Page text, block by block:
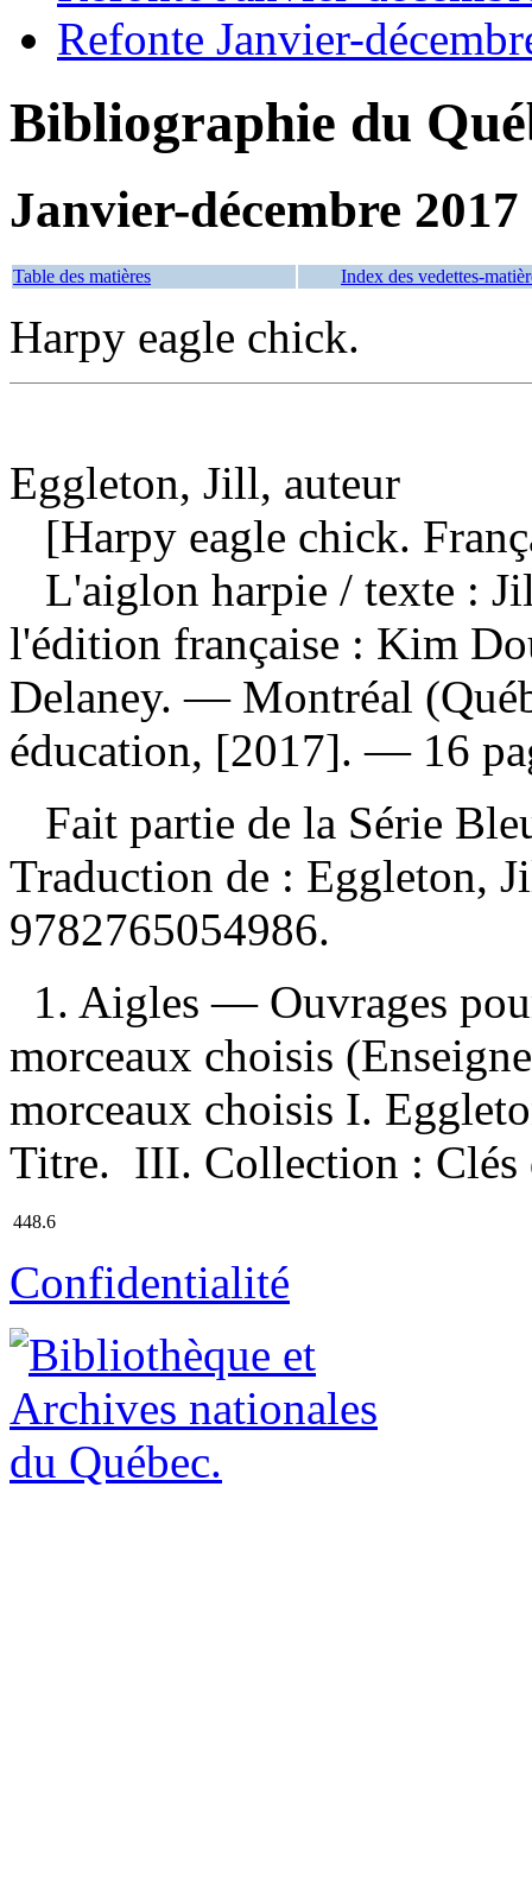
Refonte Janvier-
Bibliographie du
Janvier-décembre 2017
Table des matières Index des vedettes-
Harpy eagle chick.
Eggleton, Jill, auteur
[Harpy eagle chick.
L'aiglon harpie / texte :
l'édition française : Kim
Delaney. — Montréal
éducation, [2017]. — 16
Fait partie de la Série
Traduction de : Eggleton,
9782765054986.
1. Aigles — Ouvrages
morceaux choisis
morceaux choisis I.
Titre. III. Collection : Clés
448.6
Confidentialité